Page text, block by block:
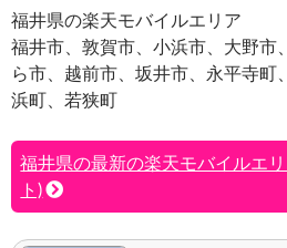
福井県の楽天モバイルエリア
福井市、敦賀市、小浜市、大野市
ら市、越前市、坂井市、永平寺町
浜町、若狭町
福井県の最新の楽天モバイルエ
ト)